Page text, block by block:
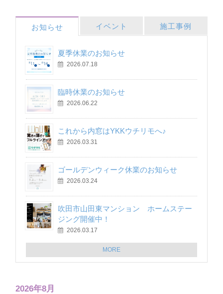
お知らせ イベント 施工事例
夏季休業のお知らせ
2026.07.18
臨時休業のお知らせ
2026.06.22
これから内窓はYKKウチリモへ♪
2026.03.31
ゴールデンウィーク休業のお知らせ
2026.03.24
吹田市山田東マンション ホームステー
ジング開催中！
2026.03.17
MORE
2026年8月